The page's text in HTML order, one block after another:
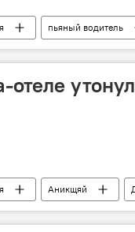
пьяный водитель
Аникщяй